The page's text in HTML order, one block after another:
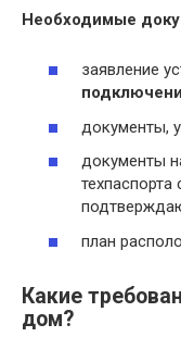
Необходимые
заявление
документы,
документы
план
Какие
дом?